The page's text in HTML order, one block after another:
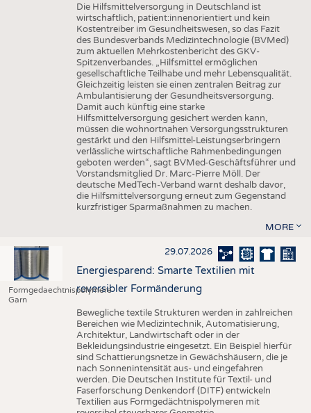
Die Hilfsmittelversorgung in Deutschland ist
wirtschaftlich, patient:innenorientiert und kein
Kostentreiber im Gesundheitswesen, so das Fazit
des Bundesverbands Medizintechnologie (BVMed)
zum aktuellen Mehrkostenbericht des GKV-
Spitzenverbandes. „Hilfsmittel ermöglichen
gesellschaftliche Teilhabe und mehr Lebensqualität.
Gleichzeitig leisten sie einen zentralen Beitrag zur
Ambulantisierung der Gesundheitsversorgung.
Damit auch künftig eine starke
Hilfsmittelversorgung gesichert werden kann,
müssen die wohnortnahen Versorgungsstrukturen
gestärkt und den Hilfsmittel-Leistungserbringern
verlässliche wirtschaftliche Rahmenbedingungen
geboten werden“, sagt BVMed-Geschäftsführer und
Vorstandsmitglied Dr. Marc-Pierre Möll. Der
deutsche MedTech-Verband warnt deshalb davor,
die Hilfsmittelversorgung erneut zum Gegenstand
kurzfristiger Sparmaßnahmen zu machen.
MORE
Formgedaechtnispolymere
Garn
29.07.2026
Energiesparend: Smarte Textilien mit
reversibler Formänderung
Bewegliche textile Strukturen werden in zahlreichen
Bereichen wie Medizintechnik, Automatisierung,
Architektur, Landwirtschaft oder in der
Bekleidungsindustrie eingesetzt. Ein Beispiel hierfür
sind Schattierungsnetze in Gewächshäusern, die je
nach Sonnenintensität aus- und eingefahren
werden. Die Deutschen Institute für Textil- und
Faserforschung Denkendorf (DITF) entwickeln
Textilien aus Formgedächtnispolymeren mit